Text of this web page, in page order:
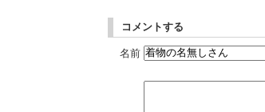
コメントする
名前